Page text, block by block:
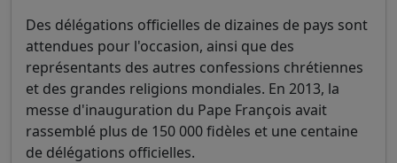
Des délégations officielles de dizaines de pays sont
attendues pour l'occasion, ainsi que des
représentants des autres confessions chrétiennes
et des grandes religions mondiales. En 2013, la
messe d'inauguration du Pape François avait
rassemblé plus de 150 000 fidèles et une centaine
de délégations officielles.